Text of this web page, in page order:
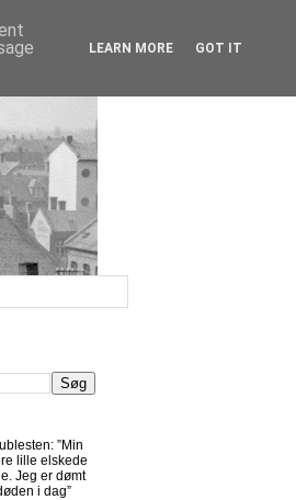
”Min
lille elskede
Jeg er dømt
i dag”
LEARN MORE GOT IT